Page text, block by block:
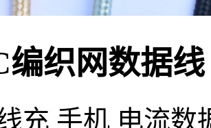
编织网数据线
充 手机 电流数